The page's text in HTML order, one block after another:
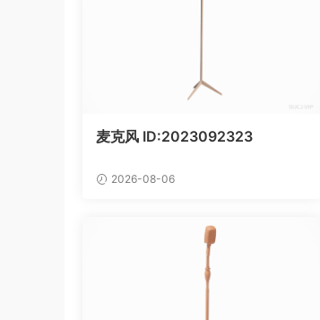
麦克风 ID:2023092323
2026-08-06